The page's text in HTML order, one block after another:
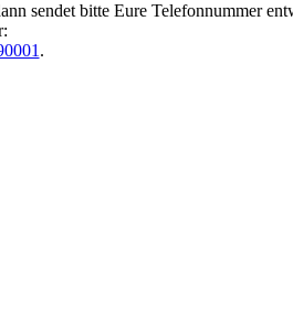
sendet bitte Eure Telefonnummer
.